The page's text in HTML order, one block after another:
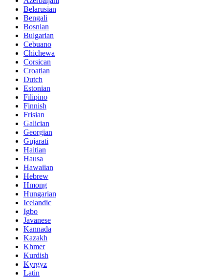
Belarusian
Bengali
Bosnian
Bulgarian
Cebuano
Chichewa
Corsican
Croatian
Dutch
Estonian
Filipino
Finnish
Frisian
Galician
Georgian
Gujarati
Haitian
Hausa
Hawaiian
Hebrew
Hmong
Hungarian
Icelandic
Igbo
Javanese
Kannada
Kazakh
Khmer
Kurdish
Kyrgyz
Latin